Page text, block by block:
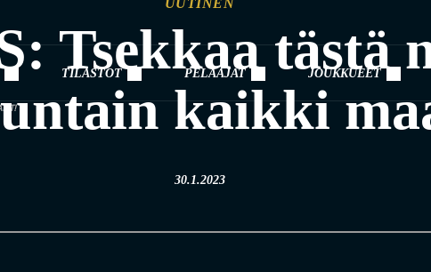
TILASTOT PELAAJAT JOUKKUEET
UUTINEN
Tsekkaa tästä
kaikki
30.1.2023